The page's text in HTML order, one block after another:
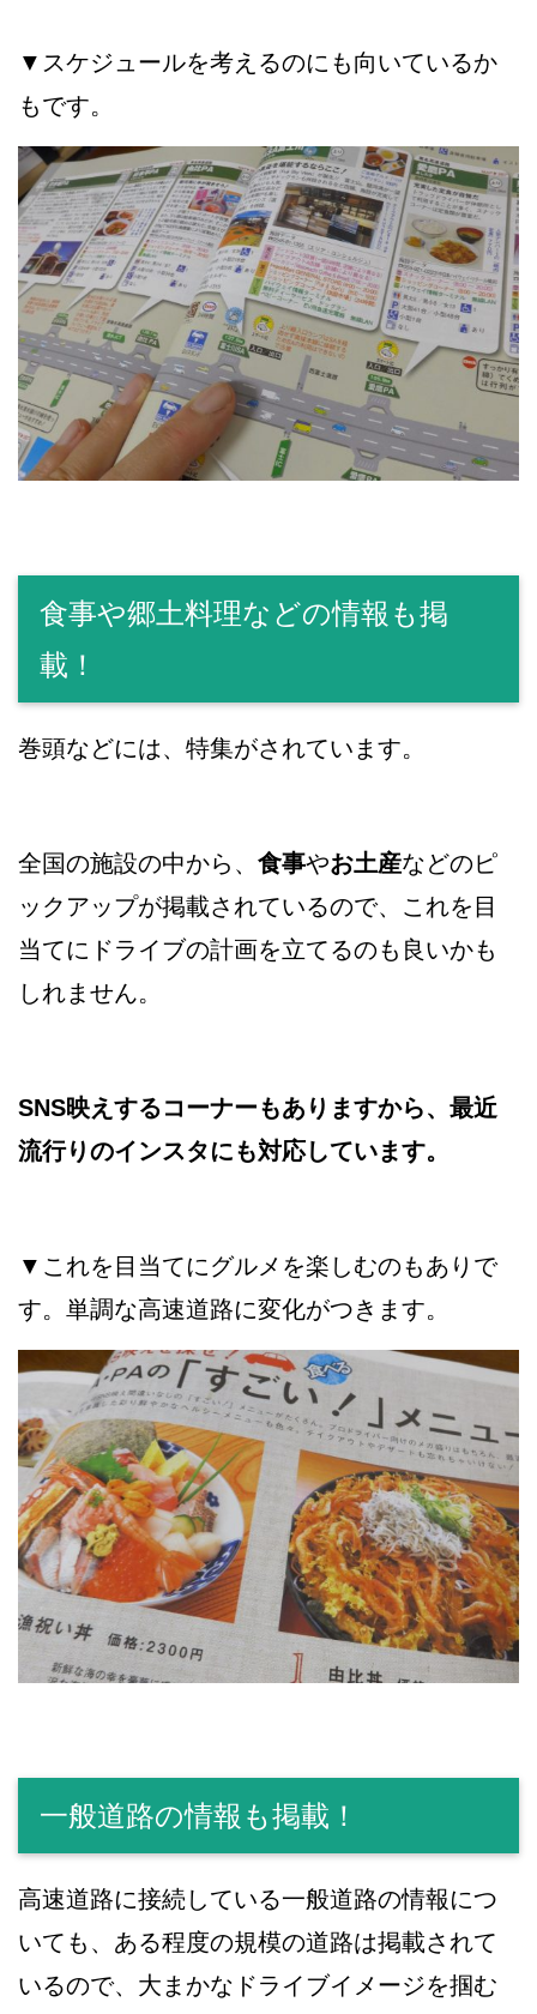
▼スケジュールを考えるのにも向いているか
もです。
食事や郷土料理などの情報も掲
載！
巻頭などには、特集がされています。
全国の施設の中から、 食事やお土産などのピ
ックアップが掲載されているので、これを目
当てにドライブの計画を立てるのも良いかも
しれません。
SNS映えするコーナーもありますから、最近
流行りのインスタにも対応しています。
▼これを目当てにグルメを楽しむのもありで
す。単調な高速道路に変化がつきます。
一般道路の情報も掲載！
高速道路に接続している一般道路の情報につ
いても、ある程度の規模の道路は掲載されて
いるので、大まかなドライブイメージを掴む